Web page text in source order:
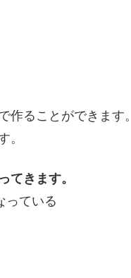
作ることができます。
。
てきます。
ている